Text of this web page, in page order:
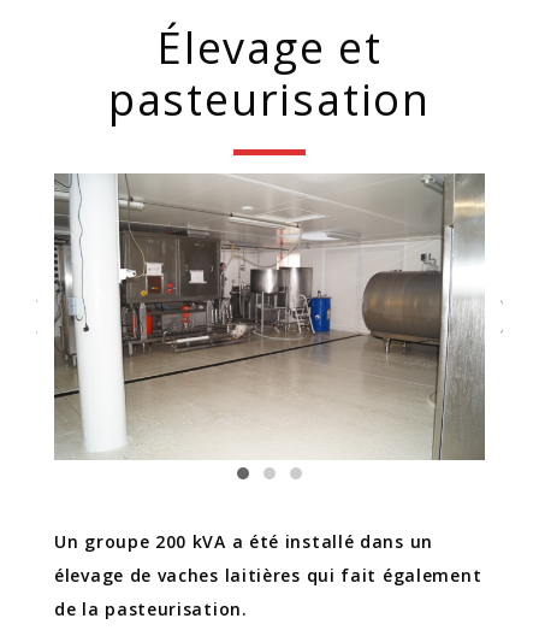
Élevage et
pasteurisation
Un groupe 200 kVA a été installé dans un
élevage de vaches laitières qui fait également
de la pasteurisation.